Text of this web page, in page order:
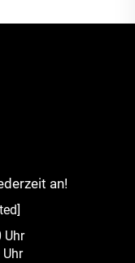
an!
Uhr
Uhr